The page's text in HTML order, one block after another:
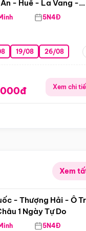
05/09 09/09
- Huế - La Vang -
Đường 5N4Đ
19/08 26/08
Xem chi
Xem
Điểm nổi
- Thượng Hải - Ô
1 Ngày Tự Do
5N4Đ